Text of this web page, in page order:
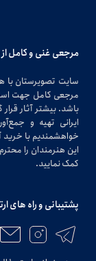
مرجعی غنی و کامل از
سایت تصویرستان با
مرجعی کامل جهت
باشد. بیشتر آثار
ایرانی تهیه و
خواهشمندیم با خرید
این هنرمندان را
کمک نمایید.
پشتیبانی و راه های